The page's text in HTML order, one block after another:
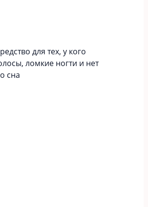
для тех, у кого
ломкие ногти и нет
сна